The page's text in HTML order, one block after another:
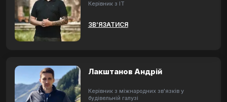
Керівник з ІТ
ЗВ’ЯЗАТИСЯ
Лакштанов Андрій
Керівник з міжнародних зв'язків у
будівельній галузі